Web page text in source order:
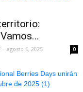
- agosto 6, 2025 0